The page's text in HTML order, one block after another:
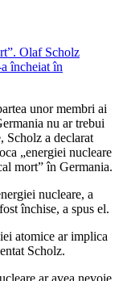
unor membri ai
nu ar trebui
Scholz a declarat
„energiei nucleare
mort” în Germania.
nucleare, a
închise, a spus el.
atomice ar implica
Scholz.
ar avea nevoie